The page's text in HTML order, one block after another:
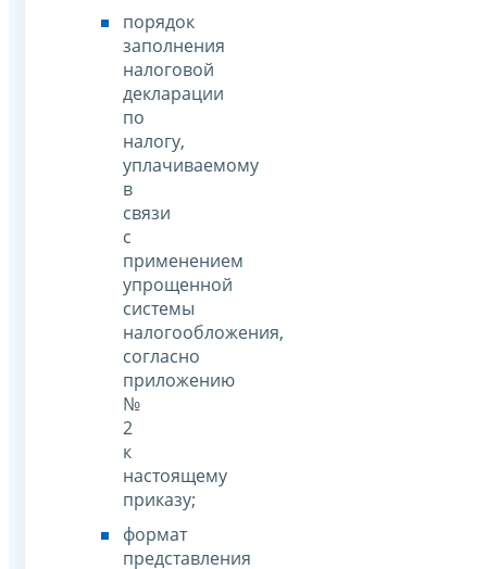
порядок
заполнения
налоговой
декларации
по
налогу,
уплачиваемому
в
связи
с
применением
упрощенной
системы
налогообложения,
согласно
приложению
№
2
к
настоящему
приказу;
формат
представления